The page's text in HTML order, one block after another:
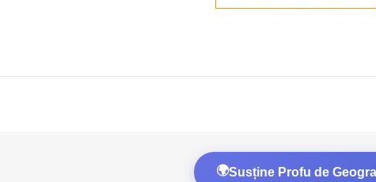
🌍Susține Profu de Geogra